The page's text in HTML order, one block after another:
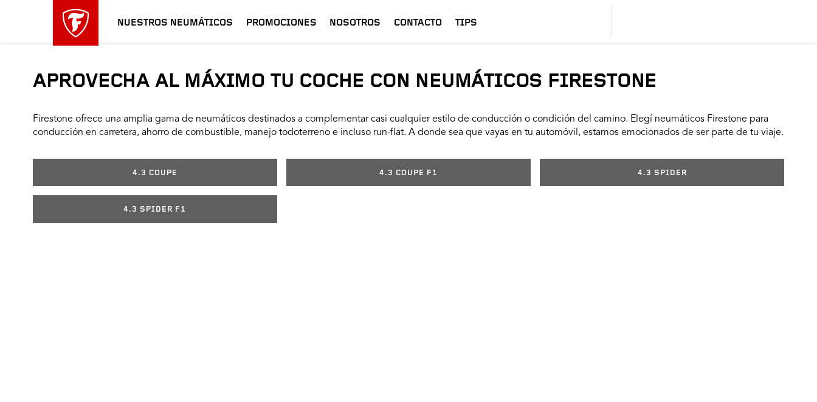
NUESTROS NEUMÁTICOS PROMOCIONES NOSOTROS CONTACTO TIPS
APROVECHA AL MÁXIMO TU COCHE CON NEUMÁTICOS FIRESTONE
Firestone ofrece una amplia gama de neumáticos destinados a complementar casi cualquier estilo de conducción o condición del camino. Elegí neumáticos Firestone para
conducción en carretera, ahorro de combustible, manejo todoterreno e incluso run-flat. A donde sea que vayas en tu automóvil, estamos emocionados de ser parte de tu viaje.
4.3 COUPE 4.3 COUPE F1 4.3 SPIDER
4.3 SPIDER F1